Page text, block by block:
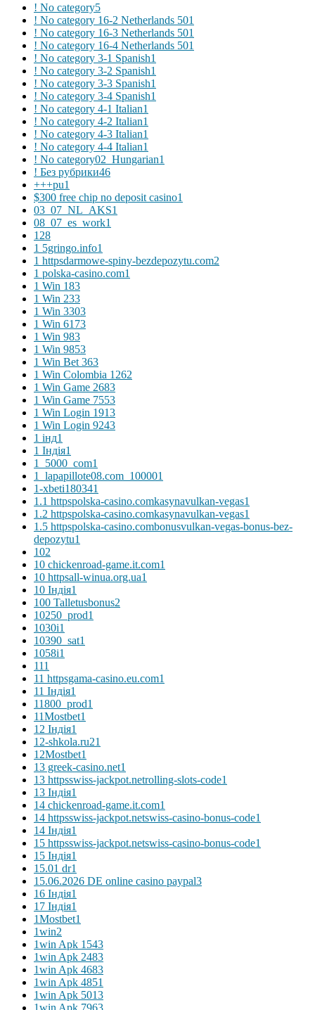
! No category5
! No category 16-2 Netherlands 501
! No category 16-3 Netherlands 501
! No category 16-4 Netherlands 501
! No category 3-1 Spanish1
! No category 3-2 Spanish1
! No category 3-3 Spanish1
! No category 3-4 Spanish1
! No category 4-1 Italian1
! No category 4-2 Italian1
! No category 4-3 Italian1
! No category 4-4 Italian1
! No category02_Hungarian1
! Без рубрики46
+++pu1
$300 free chip no deposit casino1
03_07_NL_AKS1
08_07_es_work1
1 28
1 5gringo.info1
1 httpsdarmowe-spiny-bezdepozytu.com2
1 polska-casino.com1
1 Win 183
1 Win 233
1 Win 3303
1 Win 6173
1 Win 983
1 Win 9853
1 Win Bet 363
1 Win Colombia 1262
1 Win Game 2683
1 Win Game 7553
1 Win Login 1913
1 Win Login 9243
1 інд1
1 Індія1
1_5000_com1
1_lapapillote08.com_100001
1-xbeti180341
1.1 httpspolska-casino.comkasynavulkan-vegas1
1.2 httpspolska-casino.comkasynavulkan-vegas1
1.5 httpspolska-casino.combonusvulkan-vegas-bonus-bez-
depozytu1
102
10 chickenroad-game.it.com1
10 httpsall-winua.org.ua1
10 Індія1
100 Talletusbonus2
10250_prod1
1030i1
10390_sat1
1058i1
111
11 httpsgama-casino.eu.com1
11 Індія1
11800_prod1
11Mostbet1
12 Індія1
12-shkola.ru21
12Mostbet1
13 greek-casino.net1
13 httpsswiss-jackpot.netrolling-slots-code1
13 Індія1
14 chickenroad-game.it.com1
14 httpsswiss-jackpot.netswiss-casino-bonus-code1
14 Індія1
15 httpsswiss-jackpot.netswiss-casino-bonus-code1
15 Індія1
15.01 dr1
15.06.2026 DE online casino paypal3
16 Індія1
17 Індія1
1Mostbet1
1win2
1win Apk 1543
1win Apk 2483
1win Apk 4683
1win Apk 4851
1win Apk 5013
1win Apk 7963